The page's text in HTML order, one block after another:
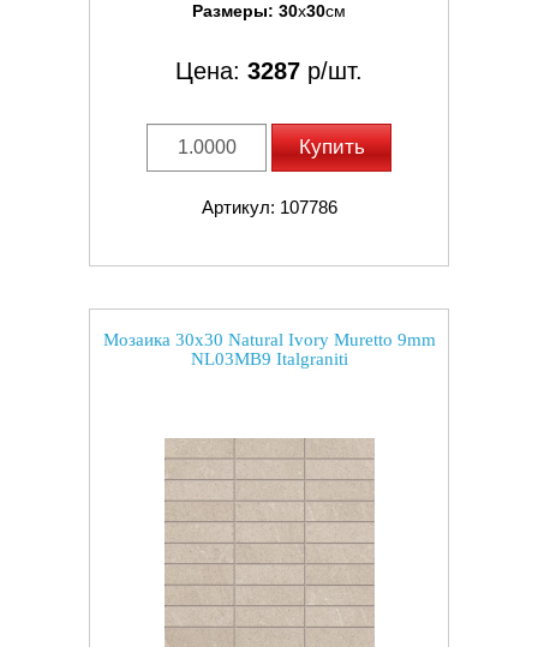
Размеры: 30x30см
Цена: 3287 р/шт.
Купить
Артикул: 107786
Мозаика 30x30 Natural Ivory Muretto 9mm
NL03MB9 Italgraniti